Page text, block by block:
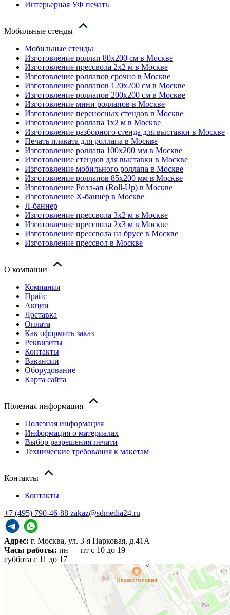
Интерьерная УФ печать
Мобильные стенды
Мобильные стенды
Изготовление роллап 80х200 см в Москве
Изготовление прессвола 2x2 м в Москве
Изготовление роллапов срочно в Москве
Изготовление роллапов 120х200 см в Москве
Изготовление роллапов 200х200 см в Москве
Изготовление мини роллапов в Москве
Изготовление переносных стендов в Москве
Изготовление роллапа 1x2 м в Москве
Изготовление разборного стенда для выставки в Москве
Печать плаката для роллапа в Москве
Изготовление роллапа 100х200 мм в Москве
Изготовление стендов для выставки в Москве
Изготовление мобильного роллапа в Москве
Изготовление роллапов 85х200 мм в Москве
Изготовление Ролл-ап (Roll-Up) в Москве
Изготовление X-баннер в Москве
Л-баннер
Изготовление прессвола 3x2 м в Москве
Изготовление прессвола 2x3 м в Москве
Изготовление прессвола на брусе в Москве
Изготовление прессвол в Москве
О компании
Компания
Прайс
Акции
Доставка
Оплата
Как оформить заказ
Реквизиты
Контакты
Вакансии
Оборудование
Карта сайта
Полезная информация
Полезная информация
Информация о материалах
Выбор разрешения печати
Технические требования к макетам
Контакты
Контакты
+7 (495) 790-46-88 zakaz@sdmedia24.ru
Адрес: г. Москва, ул. 3-я Парковая, д.41А
Часы работы: пн — пт с 10 до 19
cуббота с 11 до 17